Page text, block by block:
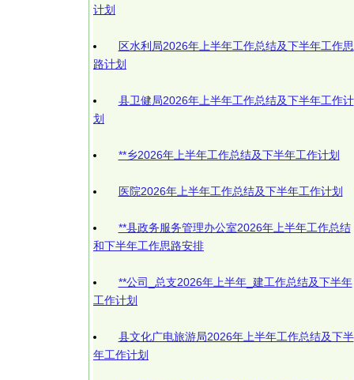
计划
区水利局2026年上半年工作总结及下半年工作思
路计划
县卫健局2026年上半年工作总结及下半年工作计
划
**乡2026年上半年工作总结及下半年工作计划
医院2026年上半年工作总结及下半年工作计划
**县政务服务管理办公室2026年上半年工作总结
和下半年工作思路安排
**公司_总支2026年上半年_建工作总结及下半年
工作计划
县文化广电旅游局2026年上半年工作总结及下半
年工作计划